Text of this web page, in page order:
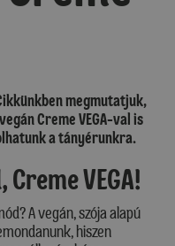
megmutatjuk,
Creme VEGA-val is
a tányérunkra.
VEGA!
A vegán, szója alapú
hiszen